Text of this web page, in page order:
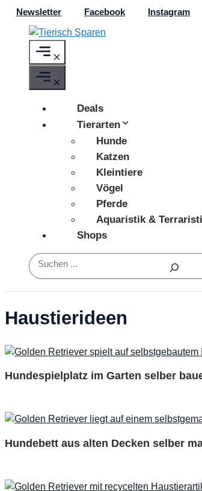
Zum
springen
Newsletter Facebook Instagram
Deals
Tierarten
Hunde
Katzen
Kleintiere
Vögel
Pferde
Aquaristik &
Shops
Suchen
Haustierideen
Hundespielplatz im Garten selber
Hundebett aus alten Decken selber